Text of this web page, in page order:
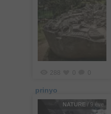
288
prinyo
NATURE / 9 éve